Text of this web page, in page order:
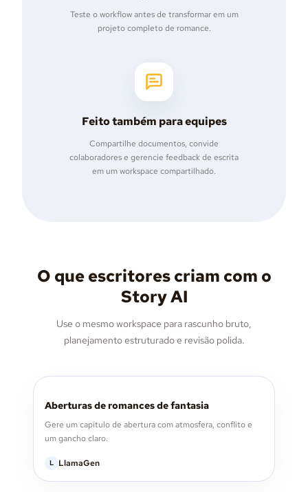
Teste o workflow antes de transformar em um
projeto completo de romance.
Feito também para equipes
Compartilhe documentos, convide
colaboradores e gerencie feedback de escrita
em um workspace compartilhado.
O que escritores criam com o
Story AI
Use o mesmo workspace para rascunho bruto,
planejamento estruturado e revisão polida.
Aberturas de romances de fantasia
Gere um capítulo de abertura com atmosfera, conflito e
um gancho claro.
L LlamaGen